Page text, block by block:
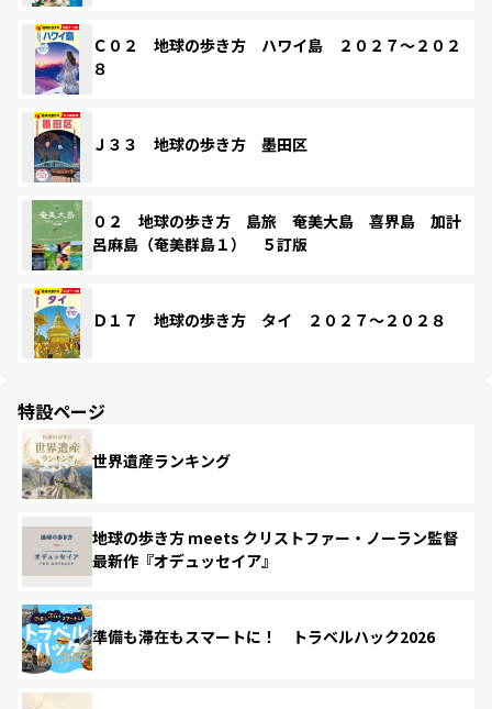
Ｃ０２ 地球の歩き方 ハワイ島 ２０２７～２０２
８
Ｊ３３ 地球の歩き方 墨田区
０２ 地球の歩き方 島旅 奄美大島 喜界島 加計
呂麻島（奄美群島１） ５訂版
Ｄ１７ 地球の歩き方 タイ ２０２７～２０２８
特設ページ
世界遺産ランキング
地球の歩き方 meets クリストファー・ノーラン監督
最新作『オデュッセイア』
準備も滞在もスマートに！ トラベルハック2026